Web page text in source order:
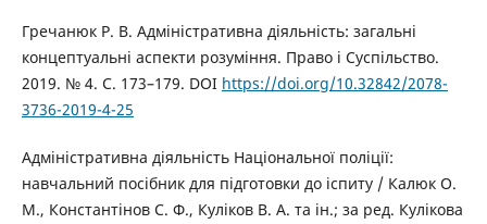
Гречанюк Р. В. Адміністративна діяльність: загальні
концептуальні аспекти розуміння. Право і Суспільство.
2019. № 4. С. 173–179. DOI https://doi.org/10.32842/2078-
3736-2019-4-25
Адміністративна діяльність Національної поліції:
навчальний посібник для підготовки до іспиту / Калюк О.
М., Константінов С. Ф., Куліков В. А. та ін.; за ред. Кулікова